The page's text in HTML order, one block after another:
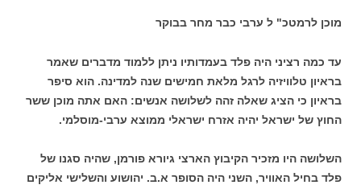
מוכן לרמטכ" ל ערבי כבר מחר בבוקר
עד כמה רציני היה פלד בעמדותיו ניתן ללמוד מדברים שאמר
בראיון טלוויזיה לרגל מלאת חמישים שנה למדינה. הוא סיפר
בראיון כי הציג שאלה זהה לשלושה אנשים: האם אתה מוכן ששר
החוץ של ישראל יהיה אזרח ישראלי ממוצא ערבי-מוסלמי.
השלושה היו מזכיר הקיבוץ הארצי גיורא פורמן, שהיה סגנו של
פלד בחיל האוויר, השני היה הסופר א.ב. יהושוע והשלישי אליקים